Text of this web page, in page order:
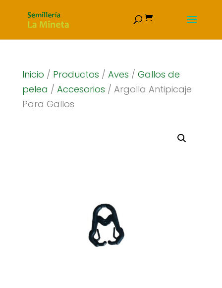
Inicio / Productos / Aves / Gallos de
pelea / Accesorios / Argolla Antipicaje
Para Gallos